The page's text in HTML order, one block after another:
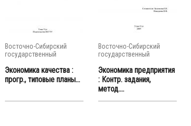
Восточно-Сибирский
государственный
Экономика качества :
прогр., типовые планы...
Восточно-Сибирский
государственный
Экономика предприятия
: Контр. задания,
метод....